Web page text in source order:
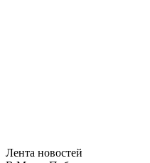
Лента новостей